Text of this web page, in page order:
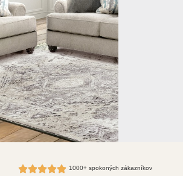
1000+ spokoných zákazníkov